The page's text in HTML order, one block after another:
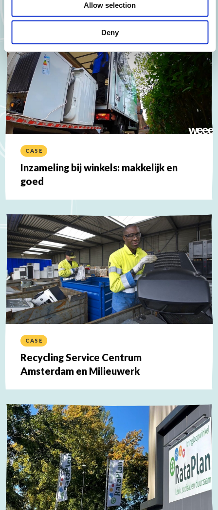
Allow selection
Deny
CASE
Inzameling bij winkels: makkelijk en
goed
meer
over
CASE
Recycling Service Centrum
Amsterdam en Milieuwerk
meer
over